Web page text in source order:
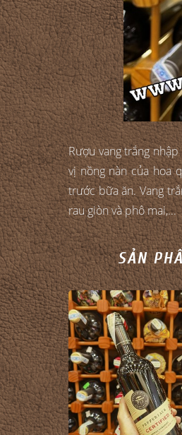
Rượu vang trắng
vị nồng nàn của hoa
trước bữa ăn. Vang
rau giòn và phô mai,...
SẢN